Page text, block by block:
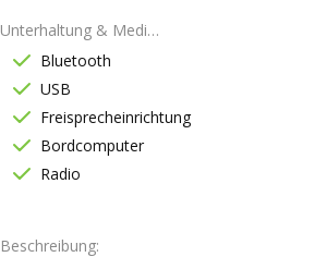
Unterhaltung & Medien
Bluetooth
USB
Freisprecheinrichtung
Bordcomputer
Radio
Beschreibung